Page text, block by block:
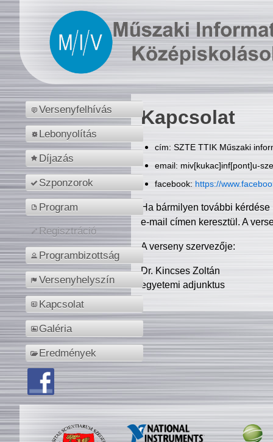
Versenyfelhívás
Lebonyolítás
Díjazás
Szponzorok
Program
Regisztráció
Programbizottság
Versenyhelyszín
Kapcsolat
Galéria
Eredmények
Kapcsolat
cím: SZTE TTIK Műszaki
email: miv[kukac]inf[pont]u-
facebook: https://
Ha bármilyen további
e-mail címen keresztül. A
A verseny szervezője:
Dr. Kincses Zoltán
egyetemi adjunktus